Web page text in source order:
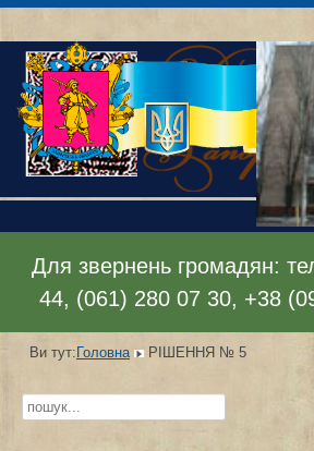
Для звернень громадян:
44, (061) 280 07 30, +38
Ви тут:Головна РІШЕННЯ № 5
Пошук...